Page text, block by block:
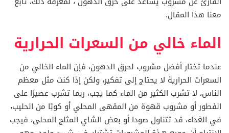
معنا هذا المقال.
الماء خالي من السعرات الحرارية
عندما تختار أفضل مشروب لحرق الدهون، فإن الماء الخالي من
السعرات الحرارية لا يحتاج إلى تفكير، ولكن إذا كنت مثل معظم
الناس، لا تشرب الكثير من الماء كما يجب، ربما تشرب عصيرًا على
الفطور أو مشروب قهوة من المقهى المحلي أو كوبًا من الحليب،
في الغداء، قد تتناول صودا أو بعض الشاي المثلج المحلى، فيجب